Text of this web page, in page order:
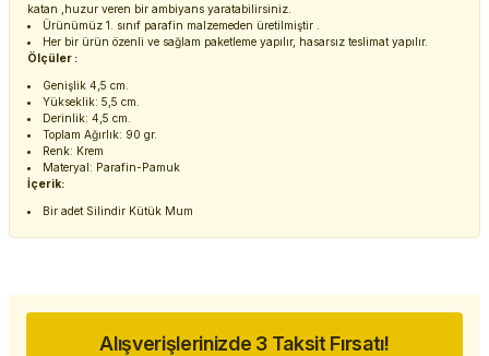
katan ,huzur veren bir ambiyans yaratabilirsiniz.
Ürünümüz 1. sınıf parafin malzemeden üretilmiştir .
Her bir ürün özenli ve sağlam paketleme yapılır, hasarsız teslimat yapılır.
Ölçüler :
Genişlik 4,5 cm.
Yükseklik: 5,5 cm.
Derinlik: 4,5 cm.
Toplam Ağırlık: 90 gr.
Renk: Krem
Materyal: Parafin-Pamuk
İçerik:
Bir adet Silindir Kütük Mum
Alışverişlerinizde 3 Taksit Fırsatı!